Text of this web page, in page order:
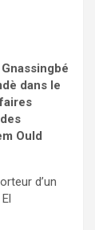
dans le
Ould
d’un